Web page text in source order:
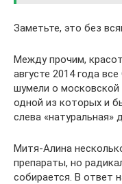
Заметьте, это без
Между прочим,
августе 2014 года
шумели о московской
одной из которых и
слева «натуральная»
Митя-Алина
препараты, но
собирается. В ответ